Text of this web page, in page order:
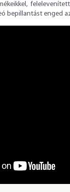
bepillantást enged